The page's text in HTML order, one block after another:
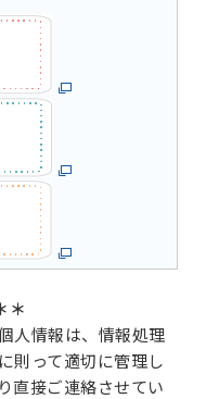
＊
人情報は、情報処理
則って適切に管理し
直接ご連絡させてい